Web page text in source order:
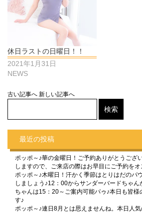
休日ラストの日曜日！！
2021年1月31日
NEWS
古い記事へ 新しい記事へ
最近の投稿
ポッポ～♪華の金曜日！ご予約ありがとうござ
しますので、ご来店の際はお早目にご予約を
ポッポ～♪木曜日！汗かく季節はとりはだのパ
しましょう♪12：00からサンダーバードちゃ
ちゃんは15：20～ご案内可能パゥ♪本日も皆様
す♪
ポッポ～♪連日8月とは思えませんね。本日人